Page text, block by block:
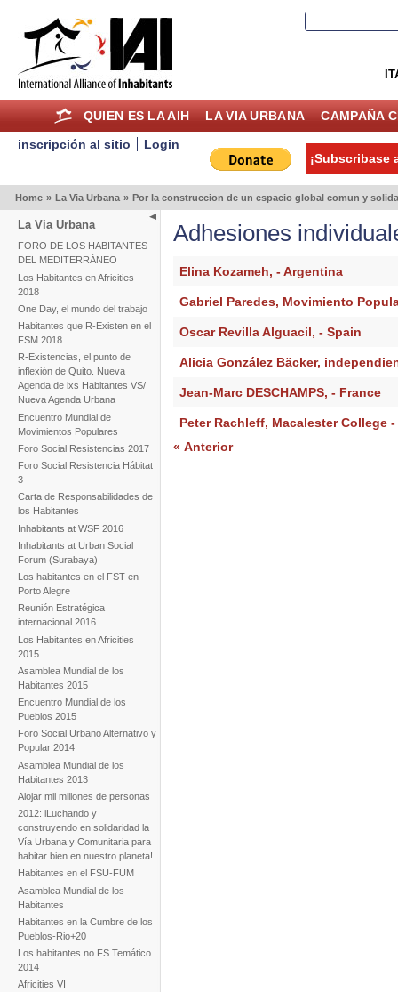
QUIEN ES LA AIH LA VIA URBANA CAMPAÑA
inscripción al sitio
Login
¡Subscribase
Home » La Via Urbana » Por la construccion de un espacio global comun y
La Via Urbana
FORO DE LOS HABITANTES
DEL MEDITERRÁNEO
Los Habitantes en Africities
2018
One Day, el mundo del trabajo
Habitantes que R-Existen en el
FSM 2018
R-Existencias, el punto de
inflexión de Quito. Nueva
Agenda de lxs Habitantes VS/
Nueva Agenda Urbana
Encuentro Mundial de
Movimientos Populares
Foro Social Resistencias 2017
Foro Social Resistencia Hábitat
3
Carta de Responsabilidades de
los Habitantes
Inhabitants at WSF 2016
Inhabitants at Urban Social
Forum (Surabaya)
Los habitantes en el FST en
Porto Alegre
Reunión Estratégica
internacional 2016
Los Habitantes en Africities
2015
Asamblea Mundial de los
Habitantes 2015
Encuentro Mundial de los
Pueblos 2015
Foro Social Urbano Alternativo y
Popular 2014
Asamblea Mundial de los
Habitantes 2013
Alojar mil millones de personas
2012: iLuchando y
construyendo en solidaridad la
Vía Urbana y Comunitaria para
habitar bien en nuestro planeta!
Habitantes en el FSU-FUM
Asamblea Mundial de los
Habitantes
Habitantes en la Cumbre de los
Pueblos-Rio+20
Los habitantes no FS Temático
2014
Africities VI
Adhesiones
Elina Kozameh, - Argentina
Gabriel Paredes, Movimiento
Oscar Revilla Alguacil, - Spain
Alicia González Bäcker,
Jean-Marc DESCHAMPS, - France
Peter Rachleff, Macalester College
« Anterior